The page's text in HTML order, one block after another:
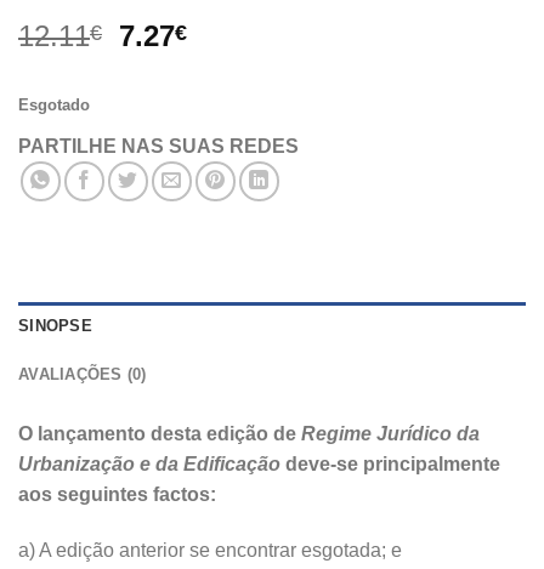
12.11€
O
12.11€.
7.27€O
7.27€.
Esgotado
PARTILHE NAS SUAS REDES
SINOPSE
AVALIAÇÕES (0)
O lançamento desta edição de Regime Jurídico da
Urbanização e da Edificação deve-se principalmente
aos seguintes factos:
a) A edição anterior se encontrar esgotada; e